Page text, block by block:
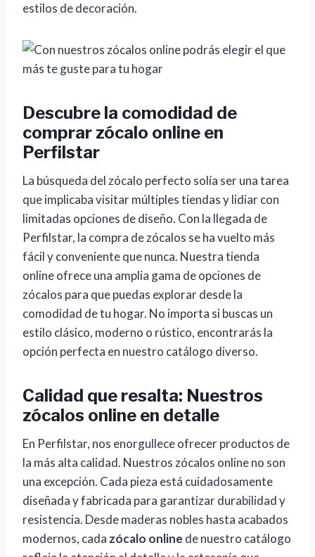
estilos de decoración.
Descubre la comodidad de
comprar zócalo online en
Perfilstar
La búsqueda del zócalo perfecto solía ser una tarea
que implicaba visitar múltiples tiendas y lidiar con
limitadas opciones de diseño. Con la llegada de
Perfilstar, la compra de zócalos se ha vuelto más
fácil y conveniente que nunca. Nuestra tienda
online ofrece una amplia gama de opciones de
zócalos para que puedas explorar desde la
comodidad de tu hogar. No importa si buscas un
estilo clásico, moderno o rústico, encontrarás la
opción perfecta en nuestro catálogo diverso.
Calidad que resalta: Nuestros
zócalos online en detalle
En Perfilstar, nos enorgullece ofrecer productos de
la más alta calidad. Nuestros zócalos online no son
una excepción. Cada pieza está cuidadosamente
diseñada y fabricada para garantizar durabilidad y
resistencia. Desde maderas nobles hasta acabados
modernos, cada zócalo online de nuestro catálogo